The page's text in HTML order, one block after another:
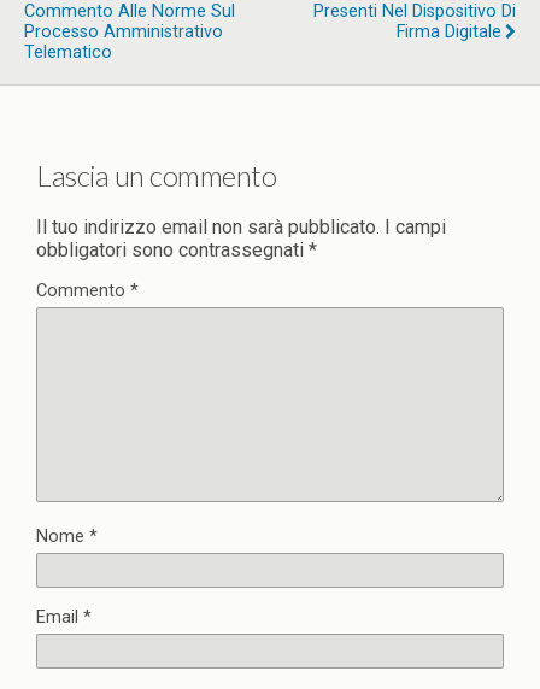
Commento Alle Norme Sul
Processo Amministrativo
Telematico
Presenti Nel Dispositivo Di
Firma Digitale
Lascia un commento
Il tuo indirizzo email non sarà pubblicato.
I campi
obbligatori sono contrassegnati *
Commento *
Nome *
Email *